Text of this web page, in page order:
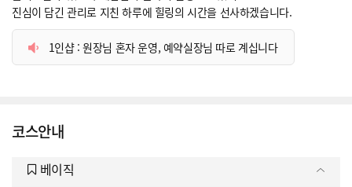
진심이 담긴 관리로 지친 하루에 힐링의 시간을 선사하겠습니다.
1인샵 : 원장님 혼자 운영, 예약실장님 따로 계십니다
코스안내
베이직